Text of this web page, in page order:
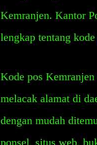
Kemranjen. Kantor
lengkap tentang
Kode pos
melacak alamat di
dengan mudah
ponsel, situs web,